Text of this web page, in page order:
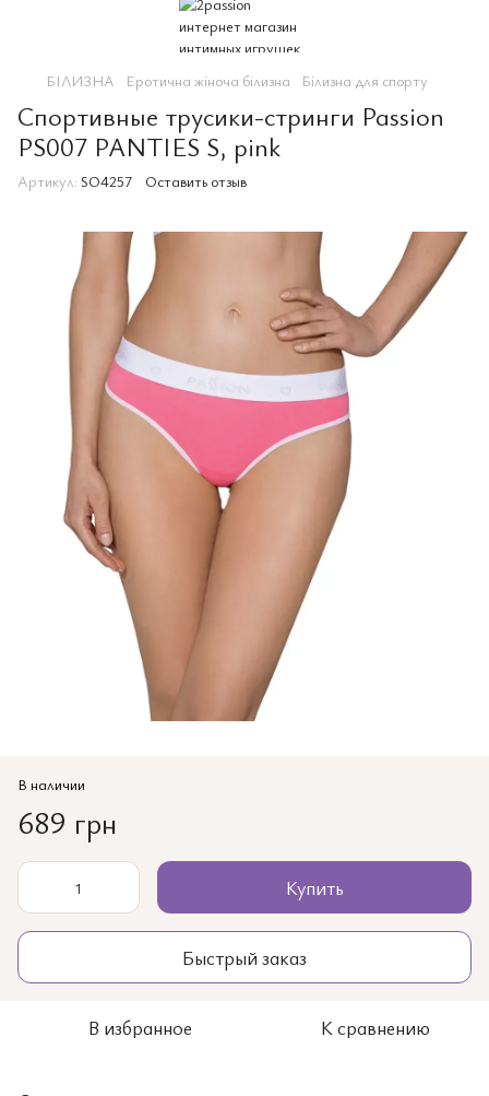
БІЛИЗНА Еротична жіноча білизна Білизна для спорту
Спортивные трусики-стринги Passion
PS007 PANTIES S, pink
Артикул: SO4257 Оставить отзыв
В наличии
689 грн
Купить
Быстрый заказ
В избранное К сравнению